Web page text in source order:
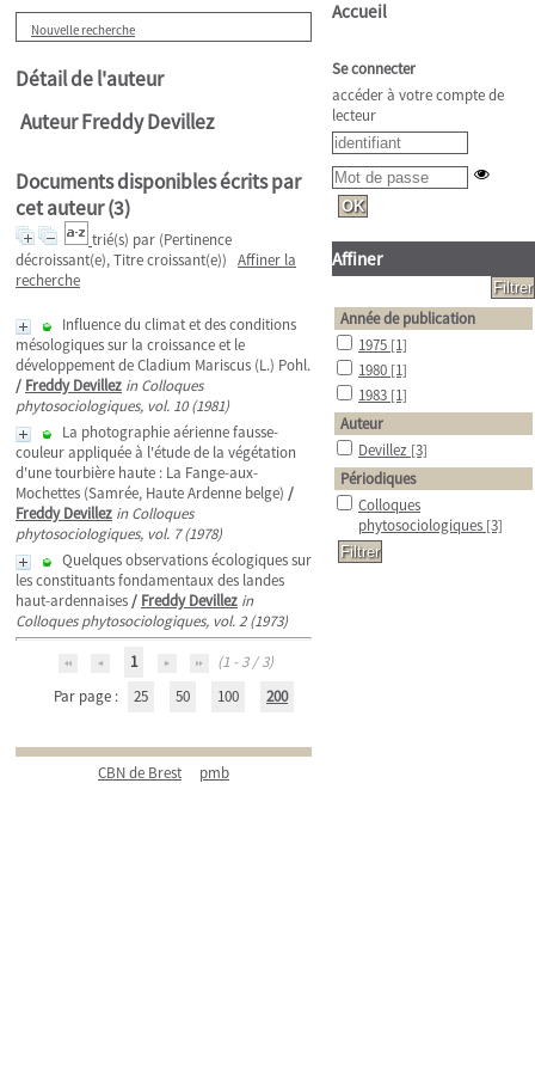
Nouvelle recherche
Détail de l'auteur
Auteur Freddy Devillez
Documents disponibles écrits par
cet auteur (3)
trié(s) par (Pertinence
décroissant(e), Titre croissant(e)) Affiner la
recherche
Influence du climat et des conditions
mésologiques sur la croissance et le
développement de Cladium Mariscus (L.) Pohl.
/ Freddy Devillez in Colloques
phytosociologiques, vol. 10 (1981)
La photographie aérienne fausse-
couleur appliquée à l'étude de la végétation
d'une tourbière haute : La Fange-aux-
Mochettes (Samrée, Haute Ardenne belge) /
Freddy Devillez in Colloques
phytosociologiques, vol. 7 (1978)
Quelques observations écologiques sur
les constituants fondamentaux des landes
haut-ardennaises/ Freddy Devillez in
Colloques phytosociologiques, vol. 2 (1973)
1
(1 - 3 / 3)
Par page :
25 50 100 200
CBN de Brest pmb
Accueil
Se connecter
accéder à votre compte de
lecteur
Affiner
Année de publication
1975 [1]
1980 [1]
1983 [1]
Auteur
Devillez [3]
Périodiques
Colloques
phytosociologiques [3]